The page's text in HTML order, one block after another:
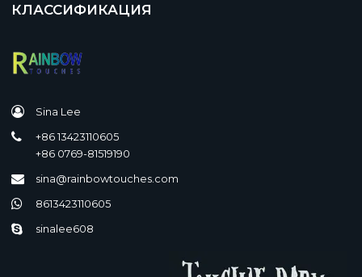
КЛАССИФИКАЦИЯ
Sina Lee
+86 13423110605
+86 0769-81519190
sina@rainbowtouches.com
8613423110605
sinalee608